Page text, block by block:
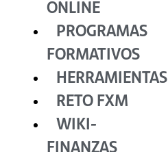
ONLINE
PROGRAMAS
FORMATIVOS
HERRAMIENTAS
RETO FXM
WIKI-
FINANZAS